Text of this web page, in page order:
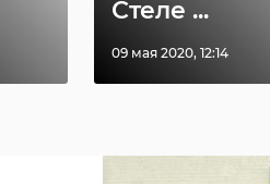
Стеле ...
09 мая 2020, 12:14